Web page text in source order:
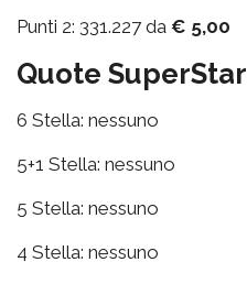
Punti 2: 331.227 da € 5,00
Quote SuperStar
6 Stella: nessuno
5+1 Stella: nessuno
5 Stella: nessuno
4 Stella: nessuno